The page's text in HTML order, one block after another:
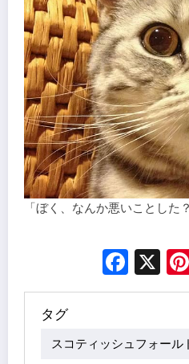
「ぼく、なんか悪いことした
X
タグ
スコティッシュフォール